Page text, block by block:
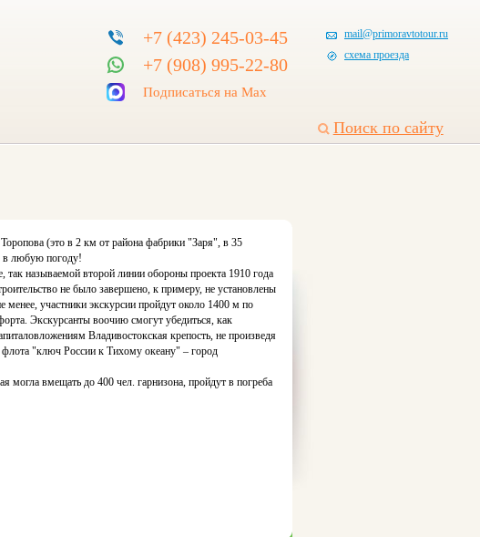
+7 (423) 245-03-45
+7 (908) 995-22-80
Подписаться на Max
mail@primoravtotour.ru
схема проезда
Поиск по сайту
(это в 2 км от района фабрики "Заря", в 35
в любую погоду!
называемой второй линии обороны проекта 1910 года
не было завершено, к примеру, не установлены
участники экскурсии пройдут около 1400 м по
Экскурсанты воочию смогут убедиться, как
Владивостокская крепость, не произведя
флота "ключ России к Тихому океану" – город
могла вмещать до 400 чел. гарнизона, пройдут в погреба